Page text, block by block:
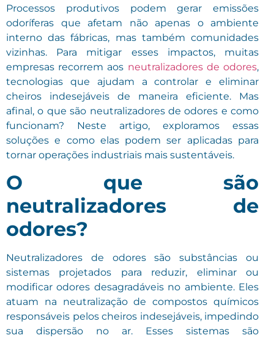
Processos produtivos podem gerar emissões
odoríferas que afetam não apenas o ambiente
interno das fábricas, mas também comunidades
vizinhas. Para mitigar esses impactos, muitas
empresas recorrem aos neutralizadores de odores,
tecnologias que ajudam a controlar e eliminar
cheiros indesejáveis de maneira eficiente. Mas
afinal, o que são neutralizadores de odores e como
funcionam? Neste artigo, exploramos essas
soluções e como elas podem ser aplicadas para
tornar operações industriais mais sustentáveis.
O que são
neutralizadores de
odores?
Neutralizadores de odores são substâncias ou
sistemas projetados para reduzir, eliminar ou
modificar odores desagradáveis no ambiente. Eles
atuam na neutralização de compostos químicos
responsáveis pelos cheiros indesejáveis, impedindo
sua dispersão no ar. Esses sistemas são